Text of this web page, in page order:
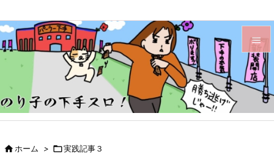


メニュ

サイド
ホーム > 実践記事３